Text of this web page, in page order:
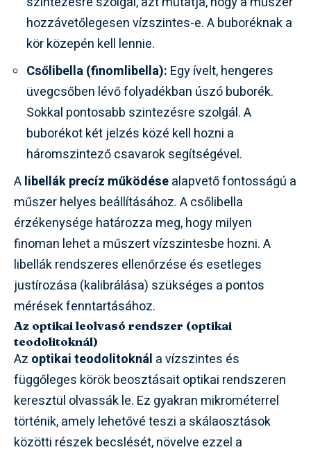
hozzávetőlegesen vízszintes-e. A buboréknak a
kör közepén kell lennie.
Csőlibella (finomlibella): Egy ívelt, hengeres
üvegcsőben lévő folyadékban úszó buborék.
Sokkal pontosabb szintezésre szolgál. A
buborékot két jelzés közé kell hozni a
háromszintező csavarok segítségével.
Alibellák precíz működésealapvető fontosságú a
műszer helyes beállításához. A csőlibella
érzékenysége határozza meg, hogy milyen
finoman lehet a műszert vízszintesbe hozni. A
libellák rendszeres ellenőrzése és esetleges
justírozása (kalibrálása) szükséges a pontos
mérések fenntartásához.
Az optikai leolvasó rendszer (optikai
teodolitoknál)
Az optikai teodolitoknál a vízszintes és
függőleges körök beosztásait optikai rendszeren
keresztül olvassák le. Ez gyakran mikrométerrel
történik, amely lehetővé teszi a skálaosztások
közötti részek becslését, növelve ezzel a